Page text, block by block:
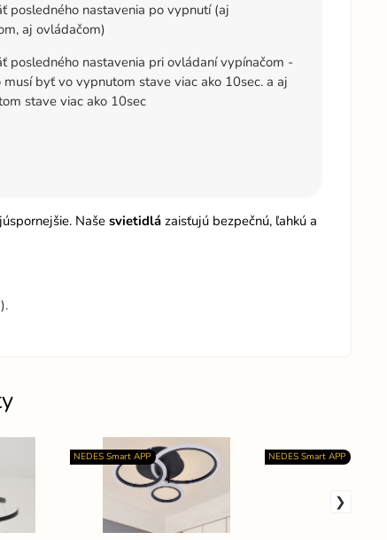
posledného nastavenia po vypnutí (aj
aj ovládačom)
posledného nastavenia pri ovládaní vypínačom -
musí byť vo vypnutom stave viac ako 10sec. a aj
stave viac ako 10sec
Naše svietidlázaisťujú bezpečnú, ľahkú a
NEDES Smart APP NEDES Smart APP